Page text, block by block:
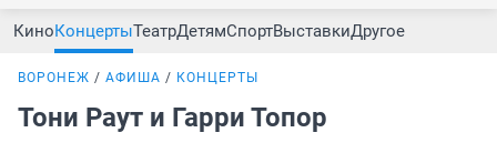
КиноКонцертыТеатрДетямСпортВыставкиДругое
ВОРОНЕЖ АФИША КОНЦЕРТЫ
Тони Раут и Гарри Топор